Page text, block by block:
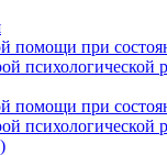
помощи при
психологической
помощи при
психологической